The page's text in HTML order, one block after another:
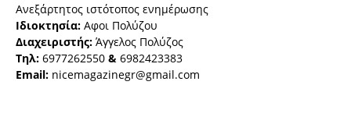
Ανεξάρτητος ιστότοπος ενημέρωσης
Ιδιοκτησία: Αφοι Πολύζου
Διαχειριστής: Άγγελος Πολύζος
Τηλ: 6977262550 & 6982423383
Email: nicemagazinegr@gmail.com